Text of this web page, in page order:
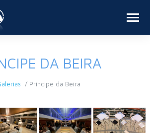
DA BEIRA
Príncipe da Beira